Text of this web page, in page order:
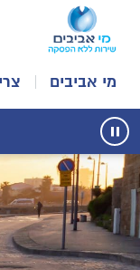
מי אביבים
עצור
תנועת
רכיב
הודעות